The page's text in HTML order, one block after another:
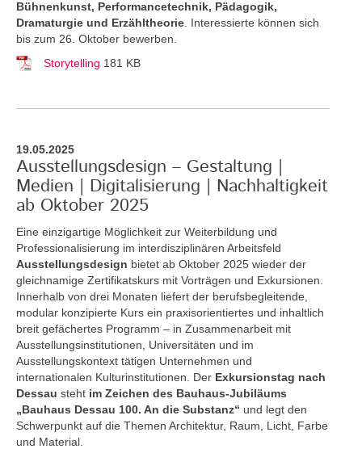
Bühnenkunst, Performancetechnik, Pädagogik,
Dramaturgie und Erzähltheorie . Interessierte können sich
bis zum 26. Oktober bewerben.
Storytelling 181 KB
19.05.2025
Ausstellungsdesign – Gestaltung |
Medien | Digitalisierung | Nachhaltigkeit
ab Oktober 2025
Eine einzigartige Möglichkeit zur Weiterbildung und
Professionalisierung im interdisziplinären Arbeitsfeld
Ausstellungsdesign bietet ab Oktober 2025 wieder der
gleichnamige Zertifikatskurs mit Vorträgen und Exkursionen.
Innerhalb von drei Monaten liefert der berufsbegleitende,
modular konzipierte Kurs ein praxisorientiertes und inhaltlich
breit gefächertes Programm – in Zusammenarbeit mit
Ausstellungsinstitutionen, Universitäten und im
Ausstellungskontext tätigen Unternehmen und
internationalen Kulturinstitutionen. Der Exkursionstag nach
Dessau steht im Zeichen des Bauhaus-Jubiläums
„Bauhaus Dessau 100. An die Substanz“ und legt den
Schwerpunkt auf die Themen Architektur, Raum, Licht, Farbe
und Material.